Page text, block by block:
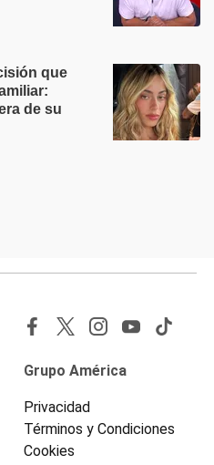
que
de su
Grupo América
Privacidad
Términos y Condiciones
Cookies